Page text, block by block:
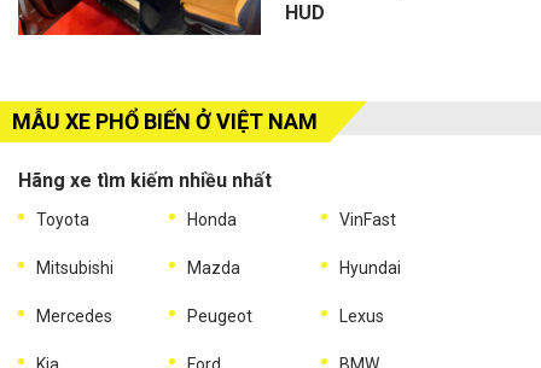
HUD
MẪU XE PHỔ BIẾN Ở VIỆT NAM
Hãng xe tìm kiếm nhiều nhất
Toyota Honda VinFast
Mitsubishi Mazda Hyundai
Mercedes Peugeot Lexus